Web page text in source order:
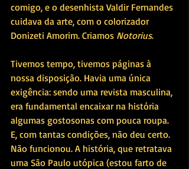
comigo, e o desenhista Valdir Fernandes
cuidava da arte, com o colorizador
Donizeti Amorim. Criamos Notorius.
Tivemos tempo, tivemos páginas à
nossa disposição. Havia uma única
exigência: sendo uma revista masculina,
era fundamental encaixar na história
algumas gostosonas com pouca roupa.
E, com tantas condições, não deu certo.
Não funcionou. A história, que retratava
uma São Paulo utópica (estou farto de